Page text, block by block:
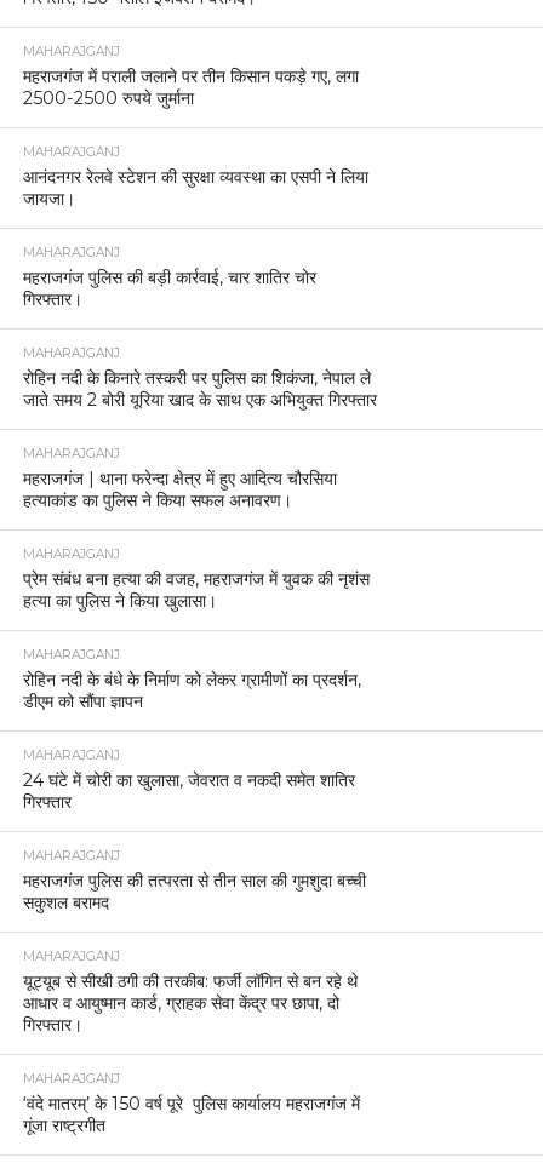
MAHARAJGANJ
महराजगंज में पराली जलाने पर तीन किसान पकड़े गए, लगा
2500-2500 रुपये जुर्माना
MAHARAJGANJ
आनंदनगर रेलवे स्टेशन की सुरक्षा व्यवस्था का एसपी ने लिया
जायजा।
MAHARAJGANJ
महराजगंज पुलिस की बड़ी कार्रवाई, चार शातिर चोर
गिरफ्तार।
MAHARAJGANJ
रोहिन नदी के किनारे तस्करी पर पुलिस का शिकंजा, नेपाल ले
जाते समय 2 बोरी यूरिया खाद के साथ एक अभियुक्त गिरफ्तार
MAHARAJGANJ
महराजगंज | थाना फरेन्दा क्षेत्र में हुए आदित्य चौरसिया
हत्याकांड का पुलिस ने किया सफल अनावरण।
MAHARAJGANJ
प्रेम संबंध बना हत्या की वजह, महराजगंज में युवक की नृशंस
हत्या का पुलिस ने किया खुलासा।
MAHARAJGANJ
रोहिन नदी के बंधे के निर्माण को लेकर ग्रामीणों का प्रदर्शन,
डीएम को सौंपा ज्ञापन
MAHARAJGANJ
24 घंटे में चोरी का खुलासा, जेवरात व नकदी समेत शातिर
गिरफ्तार
MAHARAJGANJ
महराजगंज पुलिस की तत्परता से तीन साल की गुमशुदा बच्ची
सकुशल बरामद
MAHARAJGANJ
यूट्यूब से सीखी ठगी की तरकीब: फर्जी लॉगिन से बन रहे थे
आधार व आयुष्मान कार्ड, ग्राहक सेवा केंद्र पर छापा, दो
गिरफ्तार।
MAHARAJGANJ
‘वंदे मातरम्’ के 150 वर्ष पूरे पुलिस कार्यालय महराजगंज में
गूंजा राष्ट्रगीत